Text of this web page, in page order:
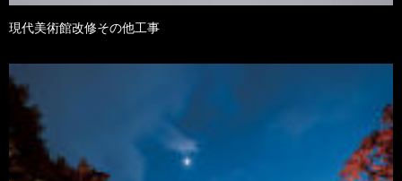
現代美術館改修その他工事